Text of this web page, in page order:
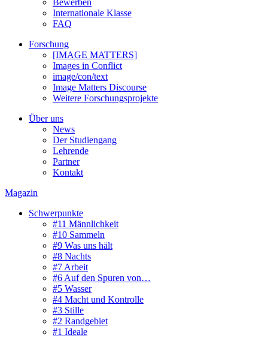
Bewerben
Internationale Klasse
FAQ
Forschung
[IMAGE MATTERS]
Images in Conflict
image/con/text
Image Matters Discourse
Weitere Forschungsprojekte
Über uns
News
Der Studiengang
Lehrende
Partner
Kontakt
Magazin
Schwerpunkte
#11 Männlichkeit
#10 Sammeln
#9 Was uns hält
#8 Nachts
#7 Arbeit
#6 Auf den Spuren von…
#5 Wasser
#4 Macht und Kontrolle
#3 Stille
#2 Randgebiet
#1 Ideale